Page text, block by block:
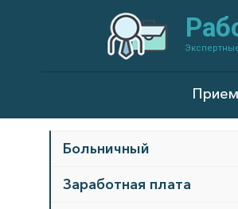
Больничный
Заработная плата